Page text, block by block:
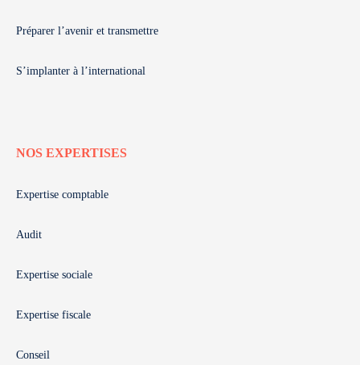
Préparer l’avenir et transmettre
S’implanter à l’international
NOS EXPERTISES
Expertise comptable
Audit
Expertise sociale
Expertise fiscale
Conseil